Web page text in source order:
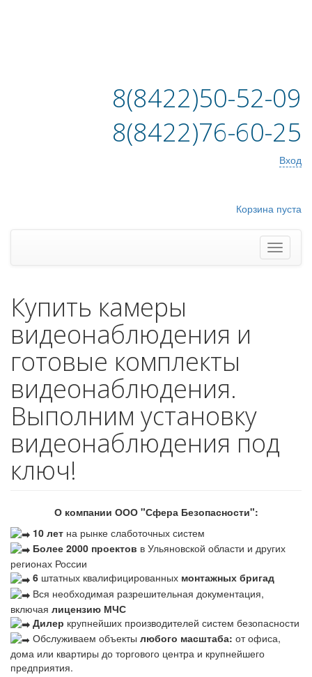
8(8422)50-52-09
8(8422)76-60-25
Вход
Корзина пуста
Купить камеры
видеонаблюдения и
готовые комплекты
видеонаблюдения.
Выполним установку
видеонаблюдения под
ключ!
О компании ООО "Сфера Безопасности":
10 лет на рынке слаботочных систем
Более 2000 проектов в Ульяновской области и других
регионах России
6 штатных квалифицированных монтажных бригад
Вся необходимая разрешительная документация,
включая лицензию МЧС
Дилер крупнейших производителей систем безопасности
Обслуживаем объекты любого масштаба: от офиса,
дома или квартиры до торгового центра и крупнейшего
предприятия.